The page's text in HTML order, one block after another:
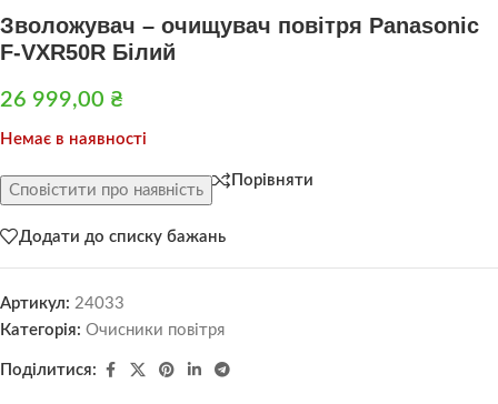
Зволожувач – очищувач повітря Panasonic
F-VXR50R Білий
26 999,00 ₴
Немає в наявності
Сповістити про наявність
Порівняти
Додати до списку бажань
Артикул: 24033
Категорія: Очисники повітря
Поділитися: